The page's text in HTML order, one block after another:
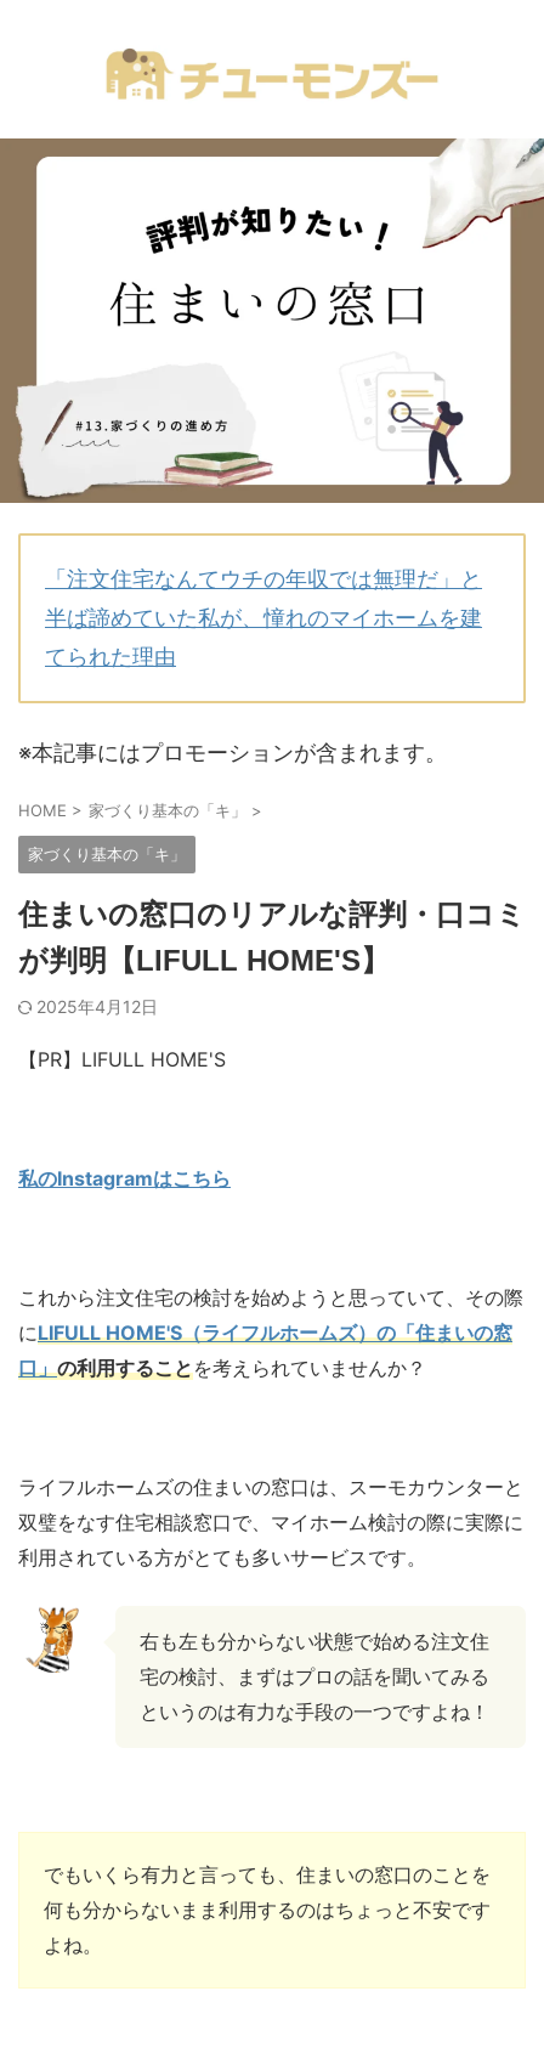
「注文住宅なんてウチの年収では無理だ」と
半ば諦めていた私が、憧れのマイホームを建
てられた理由
※本記事にはプロモーションが含まれます。
HOME > 家づくり基本の「キ」 >
家づくり基本の「キ」
住まいの窓口のリアルな評判・口コミ
が判明【LIFULL HOME'S】
2025年4月12日
【PR】LIFULL HOME'S
私のInstagramはこちら
これから注文住宅の検討を始めようと思っていて、その際
にLIFULL HOME'S（ライフルホームズ）の「住まいの窓
口」の利用することを考えられていませんか？
ライフルホームズの住まいの窓口は、スーモカウンターと
双璧をなす住宅相談窓口で、マイホーム検討の際に実際に
利用されている方がとても多いサービスです。
右も左も分からない状態で始める注文住
宅の検討、まずはプロの話を聞いてみる
というのは有力な手段の一つですよね！
でもいくら有力と言っても、住まいの窓口のことを
何も分からないまま利用するのはちょっと不安です
よね。